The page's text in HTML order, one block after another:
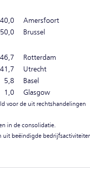
40,0
Amersfoort
50,0
Brussel
46,7
Rotterdam
41,7
Utrecht
5,8
Basel
1,0 Glasgow
voor de uit rechtshandelingen
in de consolidatie.
uit beëindigde